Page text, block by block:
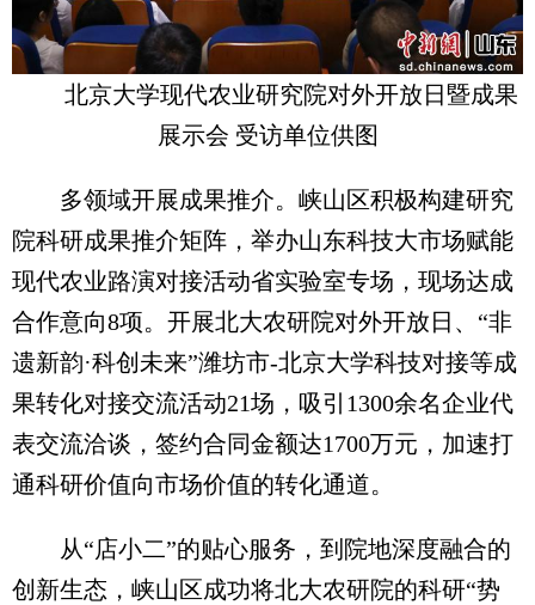
北京大学现代农业研究院对外开放日暨成果
展示会 受访单位供图
多领域开展成果推介。峡山区积极构建研究
院科研成果推介矩阵，举办山东科技大市场赋能
现代农业路演对接活动省实验室专场，现场达成
合作意向8项。开展北大农研院对外开放日、“非
遗新韵·科创未来”潍坊市-北京大学科技对接等成
果转化对接交流活动21场，吸引1300余名企业代
表交流洽谈，签约合同金额达1700万元，加速打
通科研价值向市场价值的转化通道。
从“店小二”的贴心服务，到院地深度融合的
创新生态，峡山区成功将北大农研院的科研“势